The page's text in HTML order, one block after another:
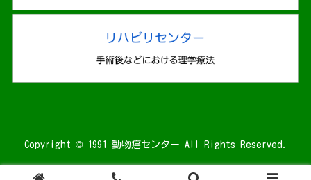
Copyright © 1991 動物癌センター All Rights Reserved.